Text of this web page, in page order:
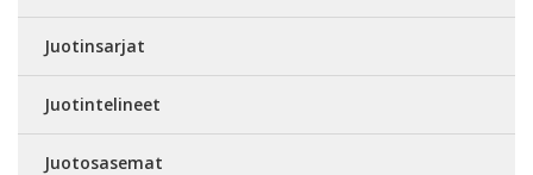
Juotinsarjat
Juotintelineet
Juotosasemat